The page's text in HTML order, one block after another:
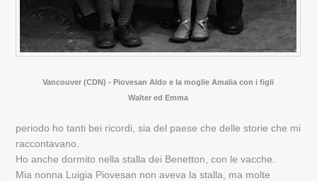
Vancouver (CDN) - Piovesan Aldo e la moglie Amalia con i figli
Walter ed Emma
periodo ho tanti bei ricordi, sia del paese che delle storie che mi
raccontavano.
Ho anche dormito nella stalla dei Benetton, con le vacche.
Mia nonna Luigia Piovesan non aveva la stalla, ma molte